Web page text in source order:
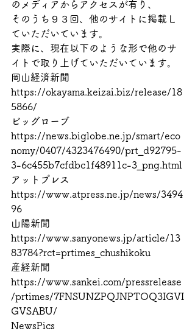
のメディアからアクセスが有り、
そのうち９３回、他のサイトに掲載し
ていただいています。
実際に、現在以下のような形で他のサ
イトで取り上げていただいています。
岡山経済新聞
https://okayama.keizai.biz/release/18
5866/
ビッグローブ
https://news.biglobe.ne.jp/smart/eco
nomy/0407/4323476490/prt_d92795-
3-6c455b7cfdbc1f48911c-3_png.html
アットプレス
https://www.atpress.ne.jp/news/3494
96
山陽新聞
https://www.sanyonews.jp/article/13
83784?rct=prtimes_chushikoku
産経新聞
https://www.sankei.com/pressrelease
/prtimes/7FNSUNZPQJNPTOQ3IGVI
GVSABU/
NewsPics